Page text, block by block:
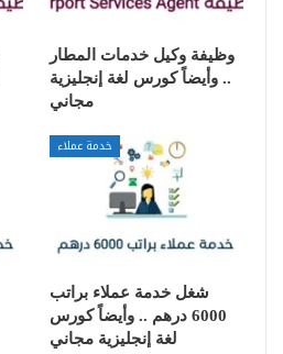
وظيفة وكيل خدمات المطار
.. وأيضاً كورس لغة إنجليزية
مجاني
خدمة عملاء
شغل خدمة عملاء براتب
6000 درهم .. وأيضاً كورس
لغة إنجليزية مجاني